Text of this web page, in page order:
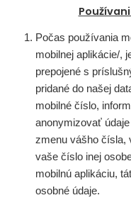
Počas používania
mobilnej aplikácie/,
prepojené s
pridané do našej
mobilné číslo,
anonymizovať
zmenu vášho čísla,
vaše číslo inej
mobilnú aplikáciu,
osobné údaje.